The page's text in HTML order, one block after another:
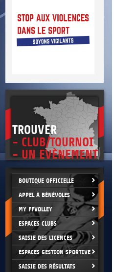
TROUVER
- CLUB/TOURNOI
- UN EVÈNEMENT
BOUTIQUE OFFICIELLE
APPEL À BÉNÉVOLES
MY FFVOLLEY
ESPACES CLUBS
SAISIE DES LICENCES
ESPACES GESTION SPORTIVE
SAISIE DES RÉSULTATS